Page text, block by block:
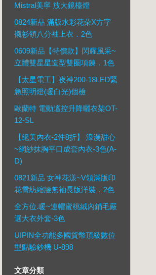
Mistral美寧 放大鏡檯燈
0824新品 滿版水彩花朵X方字
襯衫領八分袖上衣．2色
0609新品【特價款】閃耀風采~
立體雙星星造型雙圈項鍊．1色
【太星電工】夜神200-18LED緊
急照明燈(暖白光)個檢
歐蘭特 電動遙控升降曬衣架OT-
12-SL
【絕美內衣-2件8折】 浪漫甜心
~網紗抹胸平口成套內衣-3色(A-
D)
0821新品 女神花漾~V領滿版印
花雪紡縮腰無袖長版洋裝．2色
全方位.暖~連帽蜜桃絨內鋪毛嚴
選大衣外套-3色
UIPIN全功能多國貨幣頂級數位
型點驗鈔機 U-898
文章分類